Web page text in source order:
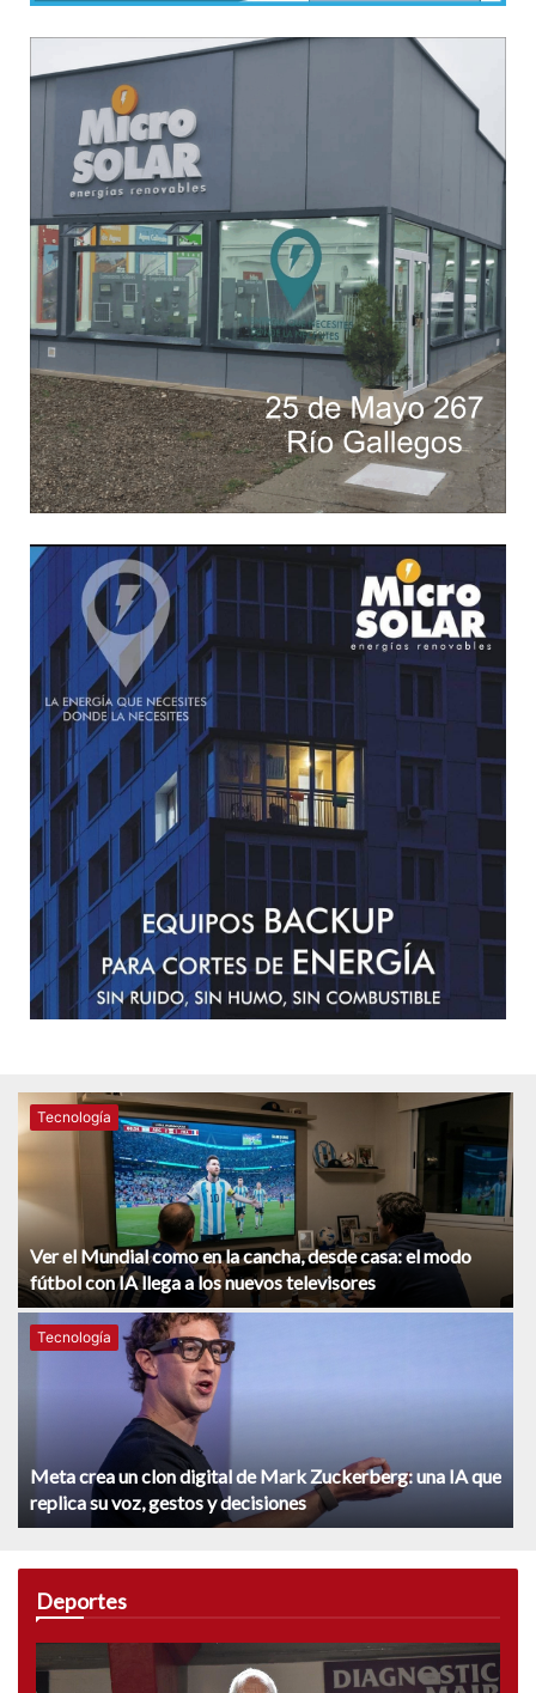
Tecnología
Ver el Mundial como en la cancha, desde casa: el modo
fútbol con IA llega a los nuevos televisores
Tecnología
Meta crea un clon digital de Mark Zuckerberg: una IA que
replica su voz, gestos y decisiones
Deportes